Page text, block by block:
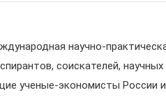
научно-
соискателей,
ученые-экономисты России